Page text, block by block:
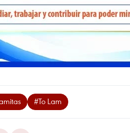
#To Lam